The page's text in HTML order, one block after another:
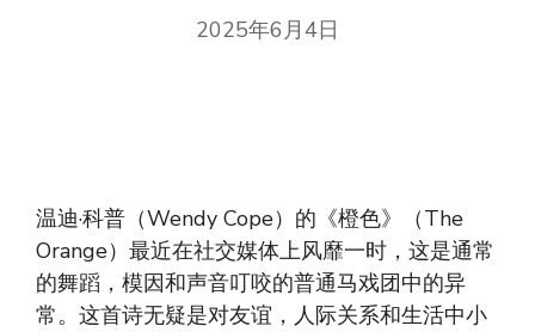
2025年6月4日
温迪·科普（Wendy Cope）的《橙色》（The
Orange）最近在社交媒体上风靡一时，这是通常
的舞蹈，模因和声音叮咬的普通马戏团中的异
常。这首诗无疑是对友谊，人际关系和生活中小